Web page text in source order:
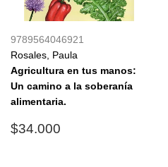
9789564046921
Rosales, Paula
Agricultura en tus manos:
Un camino a la soberanía
alimentaria.
Precio
$34.000